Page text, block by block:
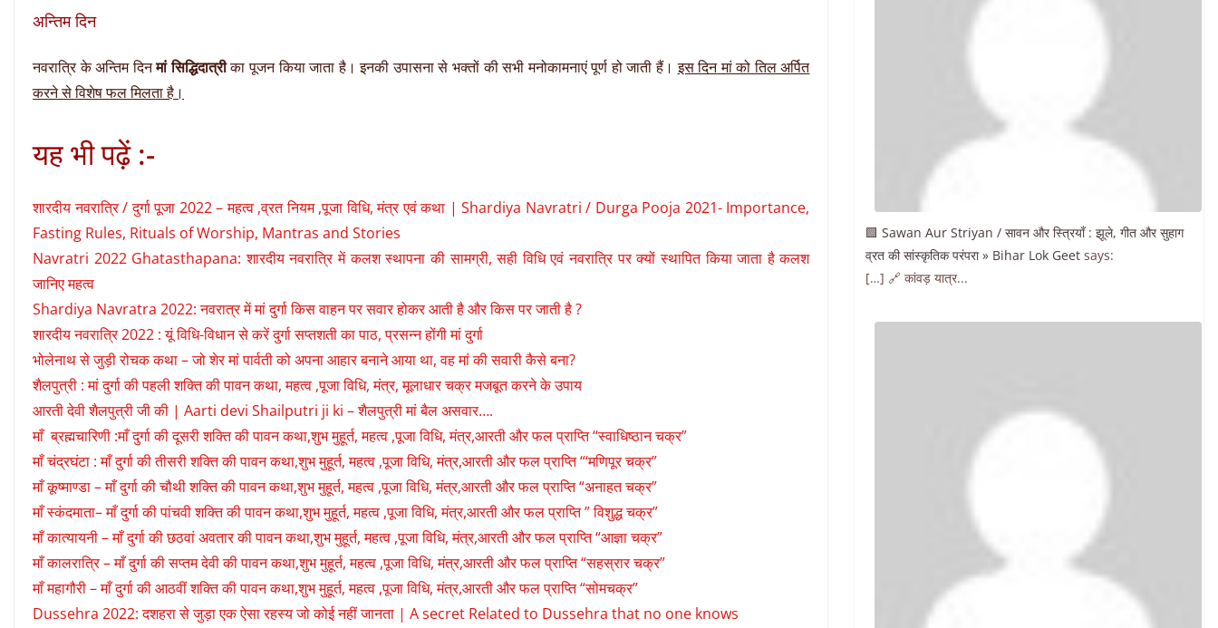
अन्तिम दिन
नवरात्रि के अन्तिम दिनमां सिद्धिदात्रीका पूजन किया जाता है। इनकी उपासना से भक्तों की सभी मनोकामनाएं पूर्ण हो जाती हैं।इस दिन मां को तिल अर्पित
करने से विशेष फल मिलता है।
यह भी पढ़ें :-
शारदीय नवरात्रि / दुर्गा पूजा 2022 – महत्व ,व्रत नियम ,पूजा विधि, मंत्र एवं कथा | Shardiya Navratri / Durga Pooja 2021- Importance,
Fasting Rules, Rituals of Worship, Mantras and Stories
Navratri 2022 Ghatasthapana: शारदीय नवरात्रि में कलश स्थापना की सामग्री, सही विधि एवं नवरात्रि पर क्यों स्थापित किया जाता है कलश
जानिए महत्व
Shardiya Navratra 2022: नवरात्र में मां दुर्गा किस वाहन पर सवार होकर आती है और किस पर जाती है ?
शारदीय नवरात्रि 2022 : यूं विधि-विधान से करें दुर्गा सप्तशती का पाठ, प्रसन्न होंगी मां दुर्गा
भोलेनाथ से जुड़ी रोचक कथा – जो शेर मां पार्वती को अपना आहार बनाने आया था, वह मां की सवारी कैसे बना?
शैलपुत्री : मां दुर्गा की पहली शक्ति की पावन कथा, महत्व ,पूजा विधि, मंत्र, मूलाधार चक्र मजबूत करने के उपाय
आरती देवी शैलपुत्री जी की | Aarti devi Shailputri ji ki – शैलपुत्री मां बैल असवार….
माँ ब्रह्मचारिणी :माँ दुर्गा की दूसरी शक्ति की पावन कथा,शुभ मुहूर्त, महत्व ,पूजा विधि, मंत्र,आरती और फल प्राप्ति “स्वाधिष्ठान चक्र”
माँ चंद्रघंटा : माँ दुर्गा की तीसरी शक्ति की पावन कथा,शुभ मुहूर्त, महत्व ,पूजा विधि, मंत्र,आरती और फल प्राप्ति “‘मणिपूर चक्र”
माँ कूष्माण्डा – माँ दुर्गा की चौथी शक्ति की पावन कथा,शुभ मुहूर्त, महत्व ,पूजा विधि, मंत्र,आरती और फल प्राप्ति “अनाहत चक्र”
माँ स्कंदमाता– माँ दुर्गा की पांचवी शक्ति की पावन कथा,शुभ मुहूर्त, महत्व ,पूजा विधि, मंत्र,आरती और फल प्राप्ति ” विशुद्ध चक्र”
माँ कात्यायनी – माँ दुर्गा की छठवां अवतार की पावन कथा,शुभ मुहूर्त, महत्व ,पूजा विधि, मंत्र,आरती और फल प्राप्ति “आज्ञा चक्र”
माँ कालरात्रि – माँ दुर्गा की सप्तम देवी की पावन कथा,शुभ मुहूर्त, महत्व ,पूजा विधि, मंत्र,आरती और फल प्राप्ति “सहस्रार चक्र”
माँ महागौरी – माँ दुर्गा की आठवीं शक्ति की पावन कथा,शुभ मुहूर्त, महत्व ,पूजा विधि, मंत्र,आरती और फल प्राप्ति “सोमचक्र”
Dussehra 2022: दशहरा से जुड़ा एक ऐसा रहस्य जो कोई नहीं जानता | A secret Related to Dussehra that no one knows
🟩 Sawan Aur Striyan / सावन और स्त्रियाँ : झूले, गीत और सुहाग
व्रत की सांस्कृतिक परंपरा » Bihar Lok Geet says:
[…] 🔗 कांवड़ यात्र...